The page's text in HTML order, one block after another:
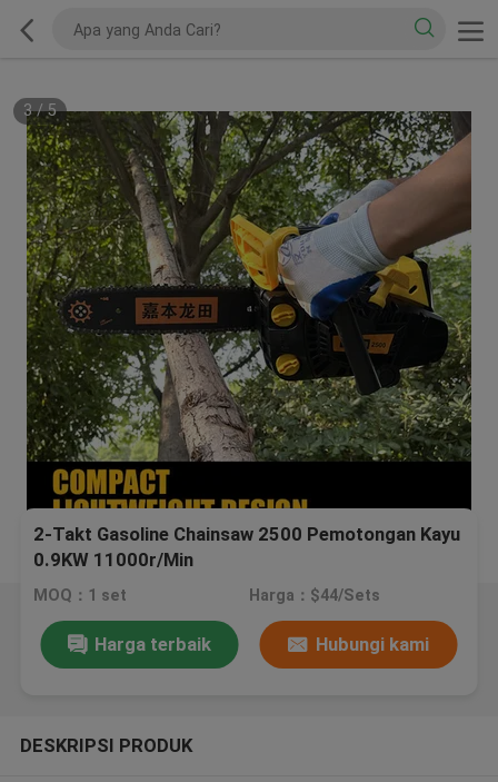
3/5
2-Takt Gasoline Chainsaw 2500 Pemotongan Kayu
0.9KW 11000r/Min
MOQ：1 set Harga：$44/Sets
Harga terbaik Hubungi kami
DESKRIPSI PRODUK